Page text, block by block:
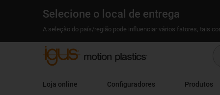
Selecione o local de entrega
A seleção do país/região pode influenciar vários fatores, tais
Loja online Configuradores Produtos